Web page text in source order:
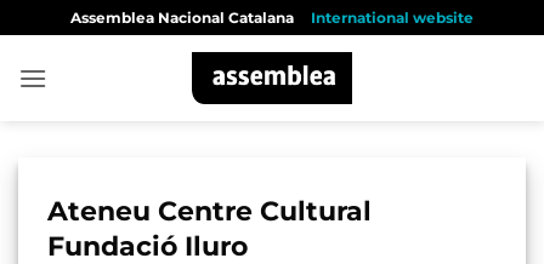
content
Assemblea Nacional Catalana International website
Ateneu Centre Cultural
Fundació Iluro